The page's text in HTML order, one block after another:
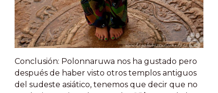
Conclusión: Polonnaruwa nos ha gustado pero
después de haber visto otros templos antiguos
del sudeste asiático, tenemos que decir que no